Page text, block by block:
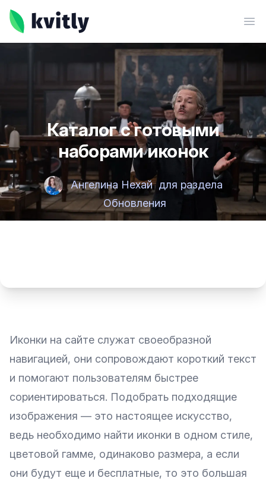
kvitly
Каталог с готовыми
наборами иконок
Ангелина Нехайдля раздела
Обновления
Иконки на сайте служат своеобразной
навигацией, они сопровождают короткий текст
и помогают пользователям быстрее
сориентироваться. Подобрать подходящие
изображения — это настоящее искусство,
ведь необходимо найти иконки в одном стиле,
цветовой гамме, одинаково размера, а если
они будут еще и бесплатные, то это большая